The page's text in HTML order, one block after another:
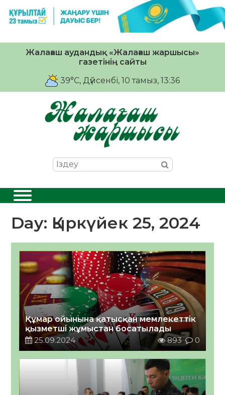
Жалағаш аудандық «Жалағаш жаршысы»
газетінің сайты
39°C, Дүйсенбі, 10 тамыз, 13:36
Day: Қыркүйек 25, 2024
Құмар ойынына қатысқан мемлекеттік
қызметші жұмыстан босатылады
25.09.2024
893 0